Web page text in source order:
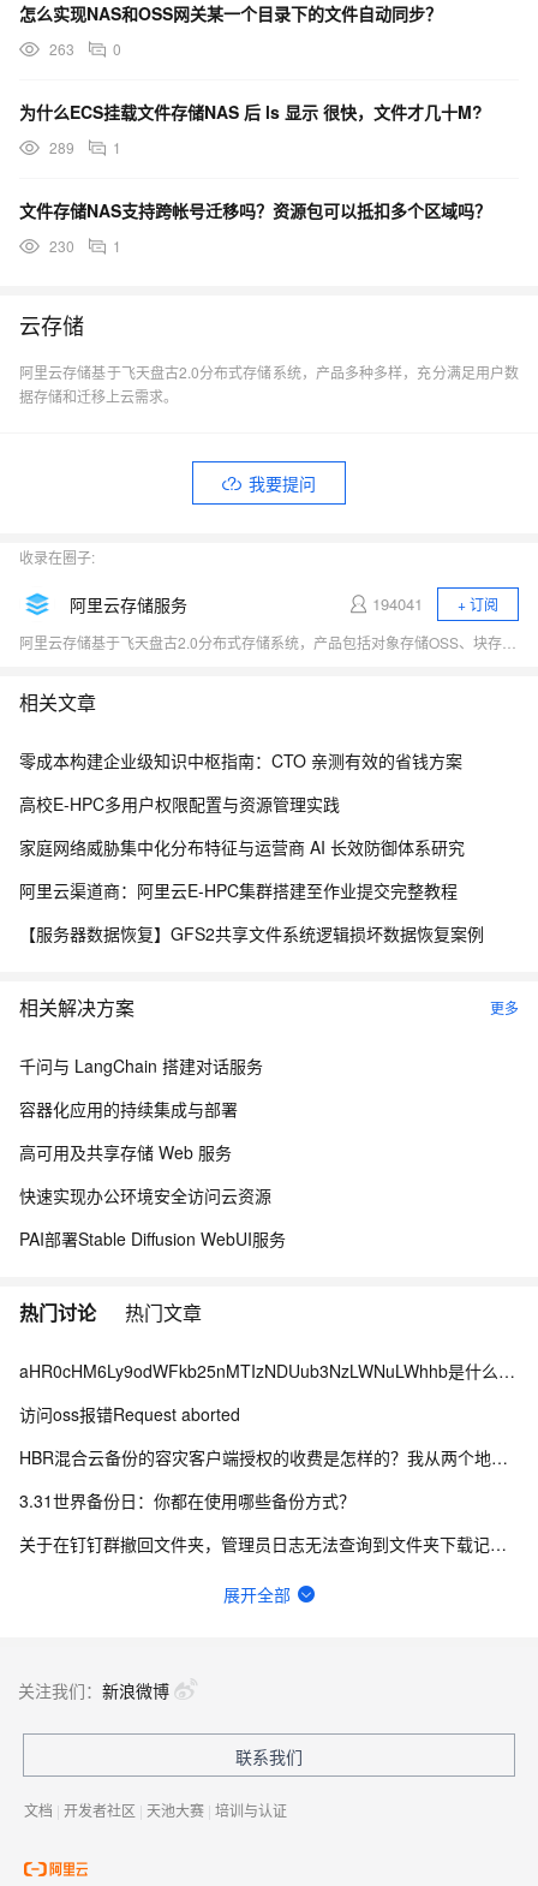
怎么实现NAS和OSS网关某一个目录下的文件自动同步？
263 0
为什么ECS挂载文件存储NAS 后 ls 显示 很快，文件才几十M?
289 1
文件存储NAS支持跨帐号迁移吗？资源包可以抵扣多个区域吗？
230 1
云存储
阿里云存储基于飞天盘古2.0分布式存储系统，产品多种多样，充分满足用户数
据存储和迁移上云需求。
我要提问
收录在圈子:
阿里云存储服务 194041
+ 订阅
相关文章
零成本构建企业级知识中枢指南：CTO 亲测有效的省钱方案
高校E-HPC多用户权限配置与资源管理实践
家庭网络威胁集中化分布特征与运营商 AI 长效防御体系研究
阿里云渠道商：阿里云E-HPC集群搭建至作业提交完整教程
【服务器数据恢复】GFS2共享文件系统逻辑损坏数据恢复案例
相关解决方案 更多
千问与 LangChain 搭建对话服务
容器化应用的持续集成与部署
高可用及共享存储 Web 服务
快速实现办公环境安全访问云资源
PAI部署Stable Diffusion WebUI服务
热门讨论 热门文章
aHR0cHM6Ly9odWFkb25nMTIzNDUub3NzLWNuLWhhb是什么情况？
访问oss报错Request aborted
HBR混合云备份的容灾客户端授权的收费是怎样的？我从两个地方看到的不一样，哪个为准？
3.31世界备份日：你都在使用哪些备份方式？
关于在钉钉群撤回文件夹，管理员日志无法查询到文件夹下载记录的问题。
畅意抒怀，以诗会友，写下你的运维打油诗！
云盘同步文件夹不能同步删除操作
展开全部
关注我们： 新浪微博
联系我们
文档 | 开发者社区 | 天池大赛 | 培训与认证